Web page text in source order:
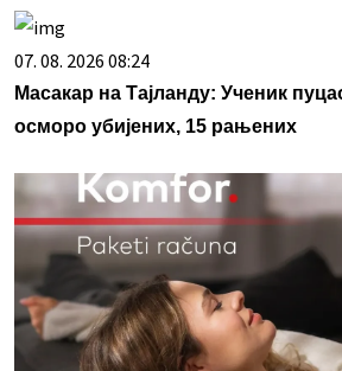
07. 08. 2026 08:24
Масакар на Тајланду: Ученик
осморо убијених, 15 рањених